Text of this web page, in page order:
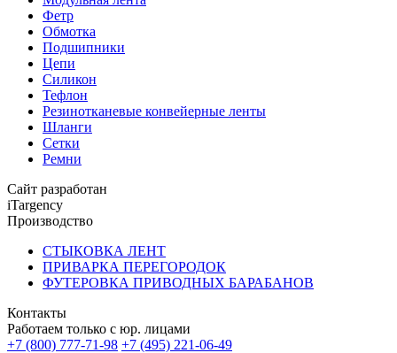
Фетр
Обмотка
Подшипники
Цепи
Силикон
Тефлон
Резинотканевые конвейерные ленты
Шланги
Сетки
Ремни
Сайт разработан
iTargency
Производство
СТЫКОВКА ЛЕНТ
ПРИВАРКА ПЕРЕГОРОДОК
ФУТЕРОВКА ПРИВОДНЫХ БАРАБАНОВ
Контакты
Работаем только с юр. лицами
+7 (800) 777-71-98 +7 (495) 221-06-49